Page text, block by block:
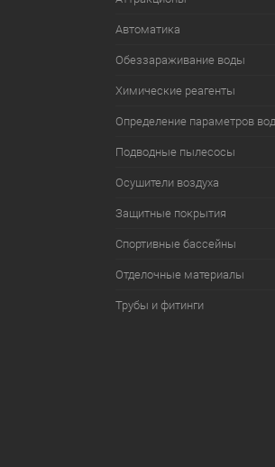
Автоматика
Обеззараживание воды
Химические реагенты
Определение параметров
Подводные пылесосы
Осушители воздуха
Защитные покрытия
Спортивные бассейны
Отделочные материалы
Трубы и фитинги